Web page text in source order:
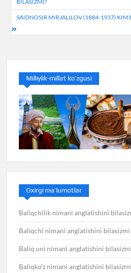
BILASIZMI?
SAIDNOSIR MIRJALILOV (1884-1937) KIM
Milliylik-millat ko’zgusi
Oxirgi ma’lumotlar
Baliqchilik nimani anglatishini
Baliqchi nimani anglatishini bilasizmi
Baliq uni nimani anglatishini bilasizmi
Baliqko’z nimani anglatishini bilasizmi